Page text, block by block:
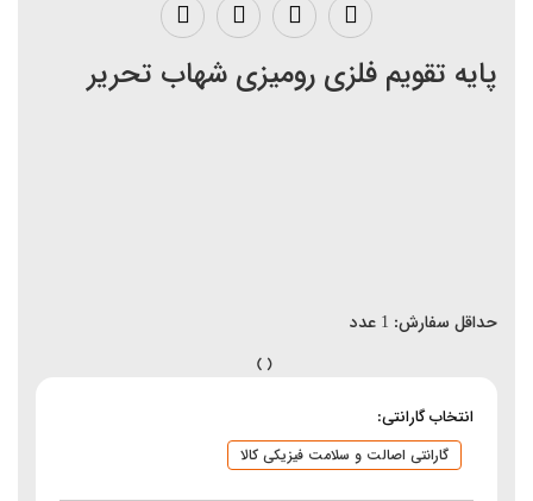
پایه تقویم فلزی رومیزی شهاب تحریر
حداقل سفارش: 1 عدد
انتخاب گارانتی:
گارانتی اصالت و سلامت فیزیکی کالا